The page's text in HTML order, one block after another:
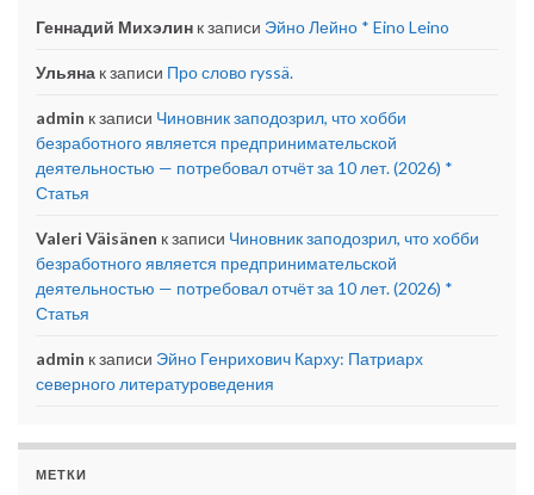
Геннадий Михэлин к записи Эйно Лейно * Eino Leino
Ульяна к записи Про слово ryssä.
admin к записи Чиновник заподозрил, что хобби
безработного является предпринимательской
деятельностью — потребовал отчёт за 10 лет. (2026) *
Статья
Valeri Väisänen к записи Чиновник заподозрил, что хобби
безработного является предпринимательской
деятельностью — потребовал отчёт за 10 лет. (2026) *
Статья
admin к записи Эйно Генрихович Карху: Патриарх
северного литературоведения
МЕТКИ